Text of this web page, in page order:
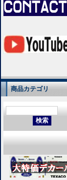
商品カテゴリ